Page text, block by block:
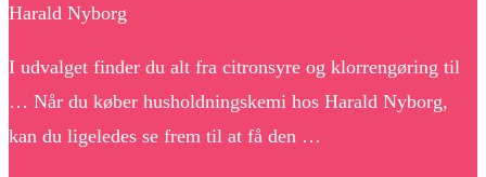
Harald Nyborg
I udvalget finder du alt fra citronsyre og klorrengøring til
… Når du køber husholdningskemi hos Harald Nyborg,
kan du ligeledes se frem til at få den …